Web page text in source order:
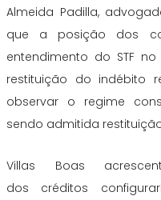
Almeida Padilla,
que a posição dos
entendimento do STF
restituição do indébito
observar o regime
sendo admitida
Villas Boas
dos créditos